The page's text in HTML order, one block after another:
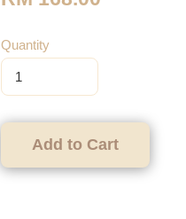
Quantity
Add to Cart